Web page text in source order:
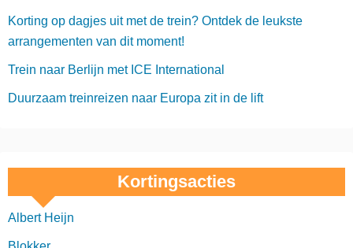
Korting op dagjes uit met de trein? Ontdek de leukste
arrangementen van dit moment!
Trein naar Berlijn met ICE International
Duurzaam treinreizen naar Europa zit in de lift
Kortingsacties
Albert Heijn